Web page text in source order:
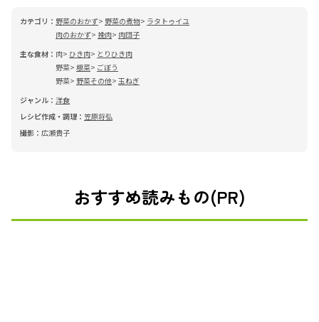
カテゴリ： 野菜のおかず 野菜の煮物
ラタトゥイユ
肉のおかず 挽肉
肉団子
主な食材： 肉 ひき肉
とりひき肉
野菜 根菜
ごぼう
野菜
野菜その他 玉ねぎ
ジャンル： 洋食
レシピ作成・調理： 笠原将弘
撮影： 広瀬貴子
おすすめ読みもの(PR)